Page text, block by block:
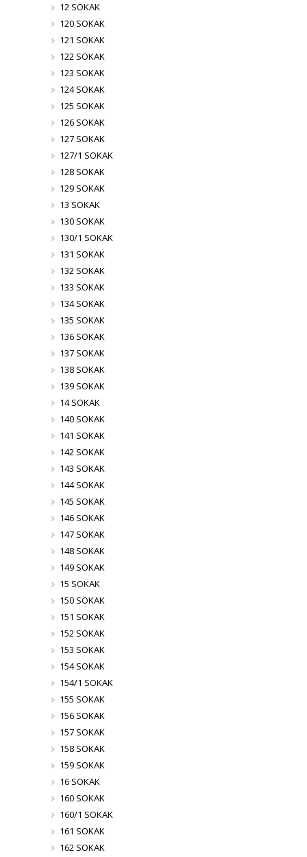
12 SOKAK
120 SOKAK
121 SOKAK
122 SOKAK
123 SOKAK
124 SOKAK
125 SOKAK
126 SOKAK
127 SOKAK
127/1 SOKAK
128 SOKAK
129 SOKAK
13 SOKAK
130 SOKAK
130/1 SOKAK
131 SOKAK
132 SOKAK
133 SOKAK
134 SOKAK
135 SOKAK
136 SOKAK
137 SOKAK
138 SOKAK
139 SOKAK
14 SOKAK
140 SOKAK
141 SOKAK
142 SOKAK
143 SOKAK
144 SOKAK
145 SOKAK
146 SOKAK
147 SOKAK
148 SOKAK
149 SOKAK
15 SOKAK
150 SOKAK
151 SOKAK
152 SOKAK
153 SOKAK
154 SOKAK
154/1 SOKAK
155 SOKAK
156 SOKAK
157 SOKAK
158 SOKAK
159 SOKAK
16 SOKAK
160 SOKAK
160/1 SOKAK
161 SOKAK
162 SOKAK